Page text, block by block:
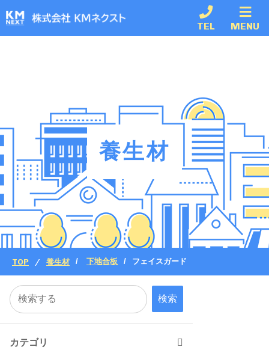
TEL MENU
養生材
TOP 養生材 下地合板 フェイスガード
検索
カテゴリ